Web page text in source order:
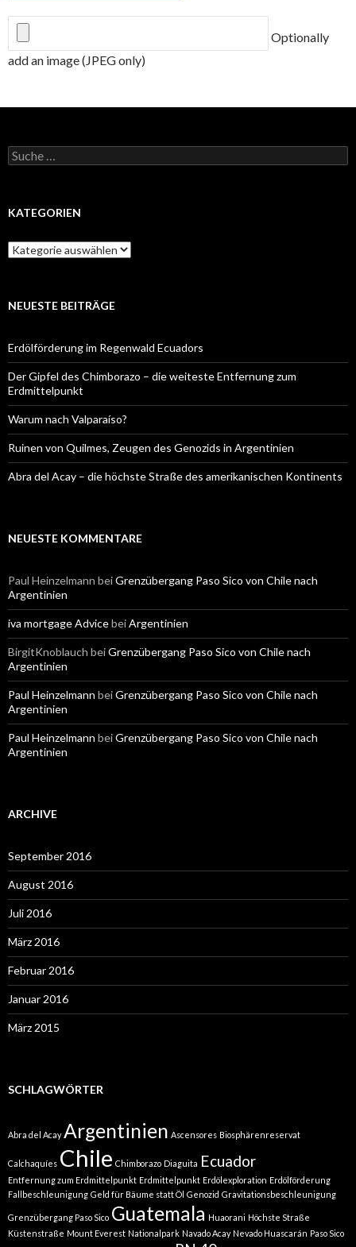
Optionally
add an image (JPEG only)
Suche
nach:
KATEGORIEN
Kategorien
NEUESTE BEITRÄGE
Erdölförderung im Regenwald Ecuadors
Der Gipfel des Chimborazo – die weiteste Entfernung zum
Erdmittelpunkt
Warum nach Valparaíso?
Ruinen von Quilmes, Zeugen des Genozids in Argentinien
Abra del Acay – die höchste Straße des amerikanischen Kontinents
NEUESTE KOMMENTARE
Paul Heinzelmann beiGrenzübergang Paso Sico von Chile nach
Argentinien
iva mortgage AdvicebeiArgentinien
BirgitKnoblauch beiGrenzübergang Paso Sico von Chile nach
Argentinien
Paul Heinzelmann beiGrenzübergang Paso Sico von Chile nach
Argentinien
Paul Heinzelmann beiGrenzübergang Paso Sico von Chile nach
Argentinien
ARCHIVE
September 2016
August 2016
Juli 2016
März 2016
Februar 2016
Januar 2016
März 2015
SCHLAGWÖRTER
Abra del Acay Argentinien Ascensores Biosphärenreservat
Calchaquíes Chile Chimborazo Diaguita Ecuador
Entfernung zum Erdmittelpunkt Erdmittelpunkt Erdölexploration Erdölförderung
Fallbeschleunigung Geld für Bäume statt Öl Genozid Gravitationsbeschleunigung
Grenzübergang Paso Sico Guatemala Huaorani Höchste Straße
Küstenstraße Mount Everest Nationalpark Navado Acay Nevado Huascarán Paso Sico